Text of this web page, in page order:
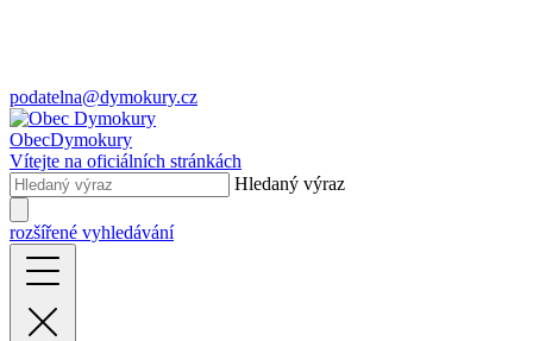
podatelna@dymokury.cz
ObecDymokury
Vítejte na oficiálních stránkách
Hledaný výraz
rozšířené vyhledávání